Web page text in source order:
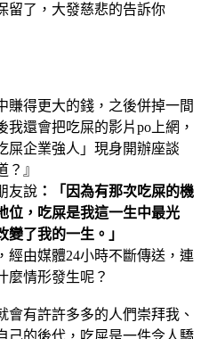
了，大發慈悲的告訴你
得更大的錢，之後併掉一間
還會把吃屎的影片po上網，
屎企業強人」現身開辦座談
』
友說 ：「因為有那次吃屎的機
位，吃屎是我這一生中最光
了我的一生。」
由媒體24小時不斷傳送，連
麼情形發生呢？
有許許多多的人們崇拜我、
己的後代，吃屎是一件令人驕